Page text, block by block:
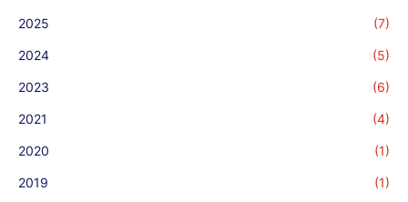
2025 (7)
2024 (5)
2023 (6)
2021 (4)
2020 (1)
2019 (1)